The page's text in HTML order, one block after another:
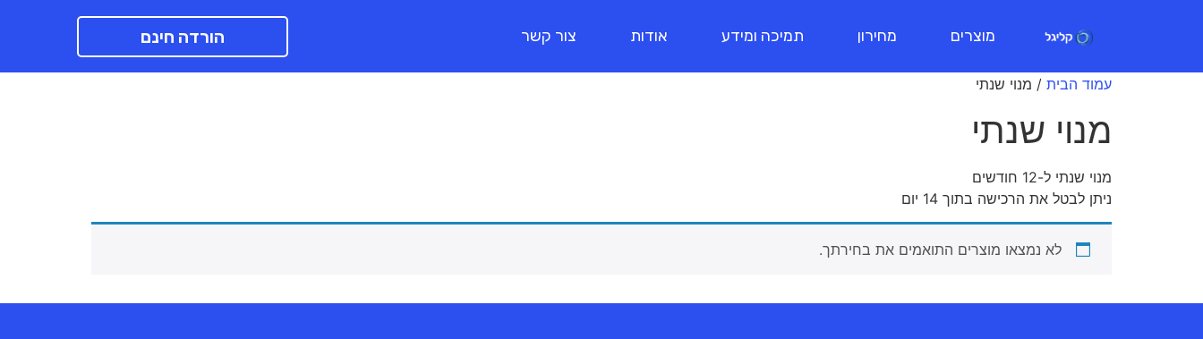
מוצרים מחירון תמיכה ומידע אודות צור קשר הורדה חינם
עמוד הבית / מנוי שנתי
מנוי שנתי
מנוי שנתי ל-12 חודשים
ניתן לבטל את הרכישה בתוך 14 יום
לא נמצאו מוצרים התואמים את בחירתך.